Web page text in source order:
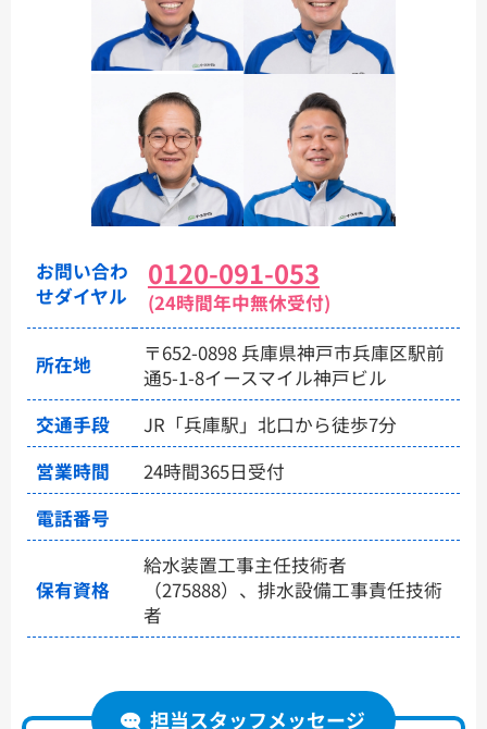
お問い合わ
せダイヤル
0120-091-053
(24時間年中無休受付)
所在地
〒652-0898 兵庫県神戸市兵庫区駅前
通5-1-8イースマイル神戸ビル
交通手段
JR「兵庫駅」北口から徒歩7分
営業時間
24時間365日受付
電話番号
保有資格
給水装置工事主任技術者
（275888）、排水設備工事責任技術
者
担当スタッフメッセージ